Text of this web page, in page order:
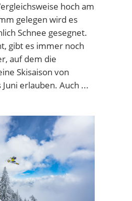
hoch am
gelegen wird es
Schnee gesegnet.
gibt es immer noch
auf dem die
Skisaison von
erlauben. Auch